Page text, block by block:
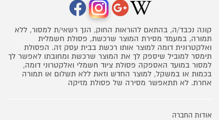
קונה נכבד/ה, בהתאם להוראות החוק, הנך רשאי/ת למסור, ללא
תמורה, במעמד מסירת המוצר שרכשת, פסולת חשמלית
ואלקטרונית דומה למוצר אותו רכשת בבית עסק זה. הפסולת
תימסר למוביל שיספק לך את המוצר שרכשת ומחובתו לאפשר לך
למסור במועד האספקה פסולת ציוד חשמלי ואלקטרוני דומה,
בכמות או במשקל, למוצר החדש וזאת ללא תשלום או תמורה
אחרת. לא תתאפשר מסירה של פסולת מזיקה
אודות החברה